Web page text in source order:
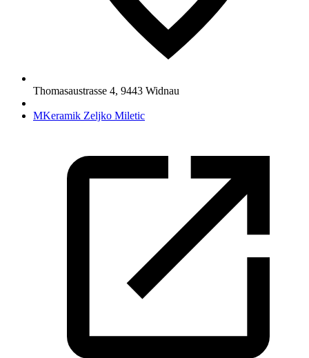
Thomasaustrasse 4, 9443 Widnau
MKeramik Zeljko Miletic